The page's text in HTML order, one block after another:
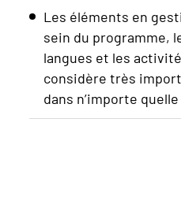
Les éléments en
sein du programme,
langues et les
considère très
dans n’importe